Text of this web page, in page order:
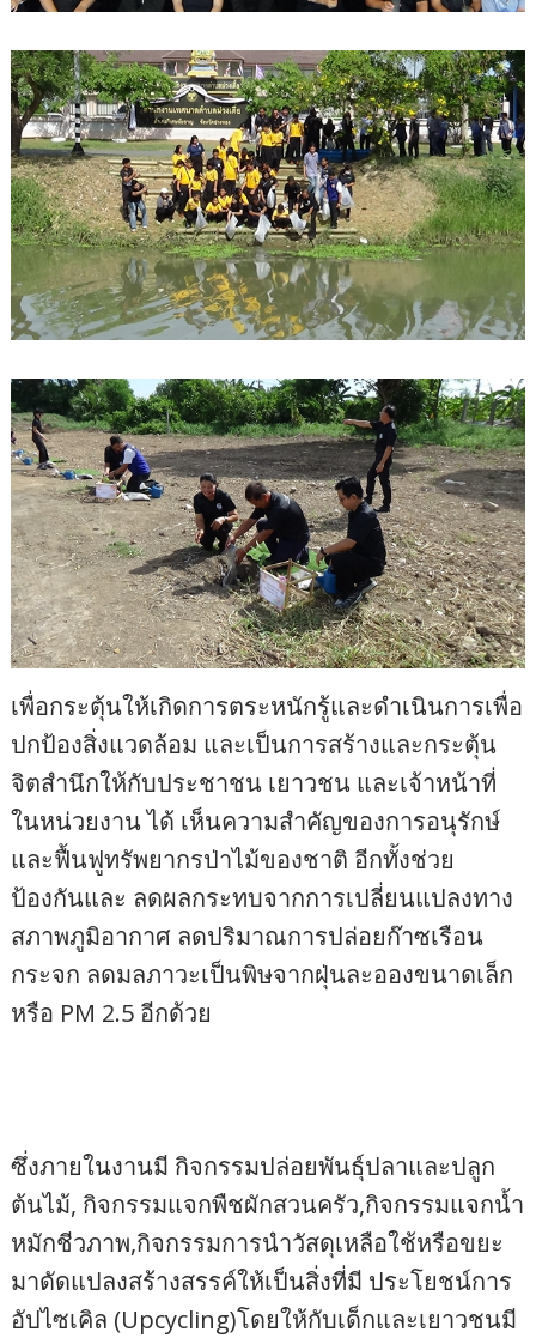
เพื่อกระตุ้นให้เกิดการตระหนักรู้และดำเนินการเพื่อ
ปกป้องสิ่งแวดล้อม และเป็นการสร้างและกระตุ้น
จิตสำนึกให้กับประชาชน เยาวชน และเจ้าหน้าที่
ในหน่วยงาน ได้ เห็นความสำคัญของการอนุรักษ์
และฟื้นฟูทรัพยากรป่าไม้ของชาติ อีกทั้งช่วย
ป้องกันและ ลดผลกระทบจากการเปลี่ยนแปลงทาง
สภาพภูมิอากาศ ลดปริมาณการปล่อยก๊าซเรือน
กระจก ลดมลภาวะเป็นพิษจากฝุ่นละอองขนาดเล็ก
หรือ PM 2.5 อีกด้วย
ซึ่งภายในงานมี กิจกรรมปล่อยพันธุ์ปลาและปลูก
ต้นไม้, กิจกรรมแจกพืชผักสวนครัว,กิจกรรมแจกน้ำ
หมักชีวภาพ,กิจกรรมการนำวัสดุเหลือใช้หรือขยะ
มาดัดแปลงสร้างสรรค์ให้เป็นสิ่งที่มี ประโยชน์การ
อัปไซเคิล (Upcycling)โดยให้กับเด็กและเยาวชนมี